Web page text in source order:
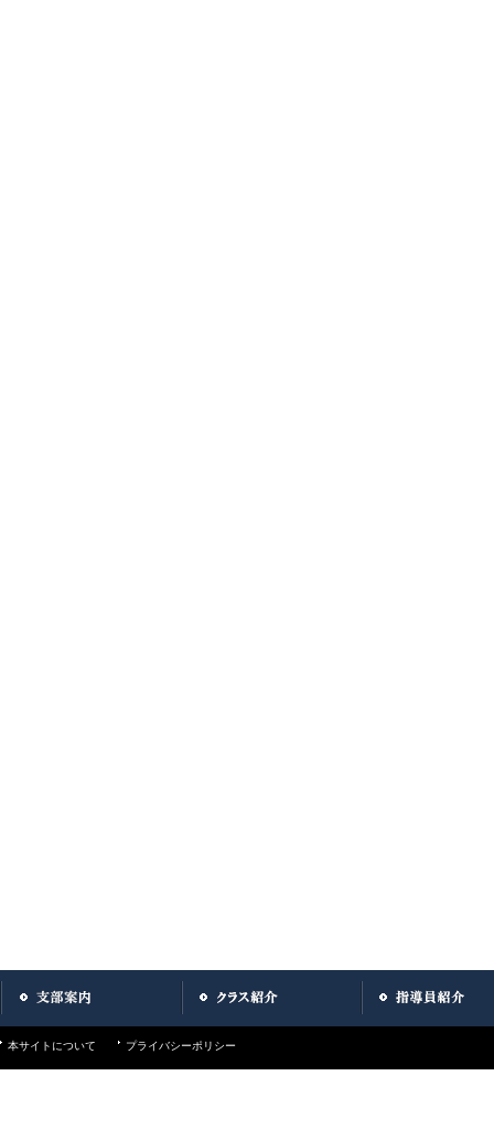
本サイトについて プライバシーポリシー